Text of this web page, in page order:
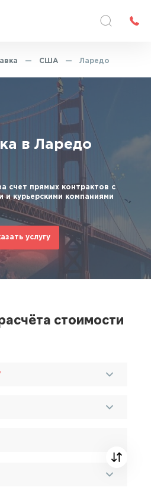
— США — Ларедо
в Ларедо
счет прямых контрактов с
и курьерскими компаниями
услугу
стоимости